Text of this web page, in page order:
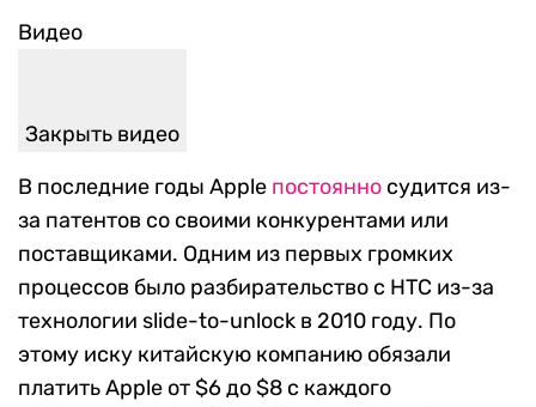
Видео
Закрыть видео
В последние годы Apple постоянно судится из-
за патентов со своими конкурентами или
поставщиками. Одним из первых громких
процессов было разбирательство с HTC из-за
технологии slide-to-unlock в 2010 году. По
этому иску китайскую компанию обязали
платить Apple от $6 до $8 с каждого